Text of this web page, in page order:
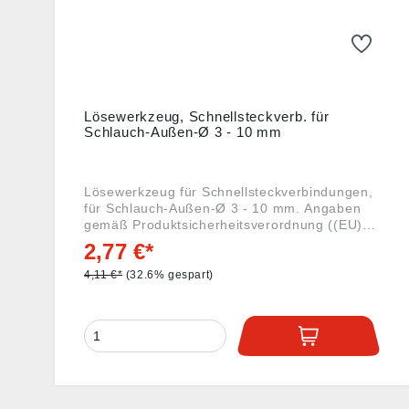
Lösewerkzeug, Schnellsteckverb. für
Schlauch-Außen-Ø 3 - 10 mm
Lösewerkzeug für Schnellsteckverbindungen,
für Schlauch-Außen-Ø 3 - 10 mm. Angaben
gemäß Produktsicherheitsverordnung ((EU)
2023/988): Riegler & Co. KG, Schützenstr. 27,
72574 Bad Urach, Deutschland, E-Mail:
info@riegler.de
2,77 €*
4,11 €* (32.6% gespart)